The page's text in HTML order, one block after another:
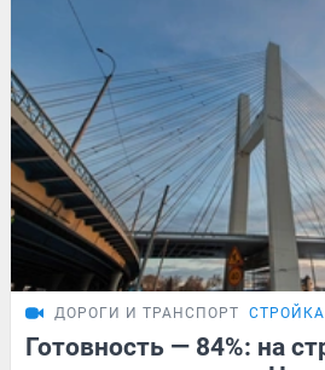
ДОРОГИ И ТРАНСПОРТ
Готовность — 84%: на